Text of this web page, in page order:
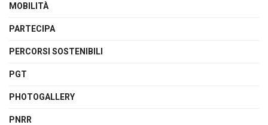
MOBILITÀ
PARTECIPA
PERCORSI SOSTENIBILI
PGT
PHOTOGALLERY
PNRR